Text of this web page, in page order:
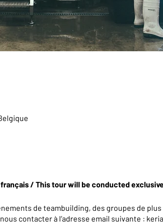
/ This tour will be conducted
de teambuilding, des groupes de plus
contacter à l’adresse email suivante :